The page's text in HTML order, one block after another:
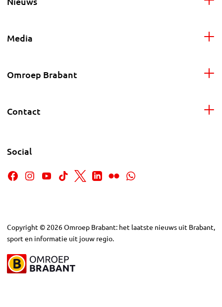
Media
Omroep Brabant
Contact
Social
Copyright © 2026Omroep Brabant: het laatste nieuws uit Brabant,
sport en informatie uit jouw regio.